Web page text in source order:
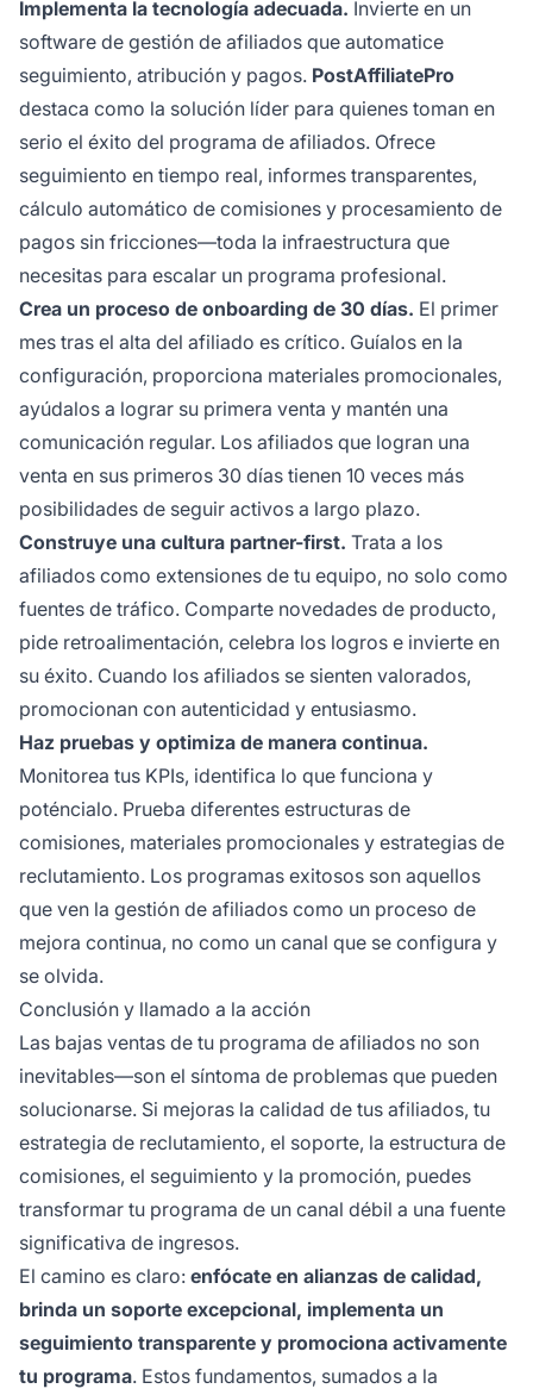
Implementa la tecnología adecuada. Invierte en un
software de gestión de afiliados que automatice
seguimiento, atribución y pagos. PostAffiliatePro
destaca como la solución líder para quienes toman en
serio el éxito del programa de afiliados. Ofrece
seguimiento en tiempo real, informes transparentes,
cálculo automático de comisiones y procesamiento de
pagos sin fricciones—toda la infraestructura que
necesitas para escalar un programa profesional.
Crea un proceso de onboarding de 30 días. El primer
mes tras el alta del afiliado es crítico. Guíalos en la
configuración, proporciona materiales promocionales,
ayúdalos a lograr su primera venta y mantén una
comunicación regular. Los afiliados que logran una
venta en sus primeros 30 días tienen 10 veces más
posibilidades de seguir activos a largo plazo.
Construye una cultura partner-first. Trata a los
afiliados como extensiones de tu equipo, no solo como
fuentes de tráfico. Comparte novedades de producto,
pide retroalimentación, celebra los logros e invierte en
su éxito. Cuando los afiliados se sienten valorados,
promocionan con autenticidad y entusiasmo.
Haz pruebas y optimiza de manera continua.
Monitorea tus KPIs, identifica lo que funciona y
poténcialo. Prueba diferentes estructuras de
comisiones, materiales promocionales y estrategias de
reclutamiento. Los programas exitosos son aquellos
que ven la gestión de afiliados como un proceso de
mejora continua, no como un canal que se configura y
se olvida.
Conclusión y llamado a la acción
Las bajas ventas de tu programa de afiliados no son
inevitables—son el síntoma de problemas que pueden
solucionarse. Si mejoras la calidad de tus afiliados, tu
estrategia de reclutamiento, el soporte, la estructura de
comisiones, el seguimiento y la promoción, puedes
transformar tu programa de un canal débil a una fuente
significativa de ingresos.
El camino es claro: enfócate en alianzas de calidad,
brinda un soporte excepcional, implementa un
seguimiento transparente y promociona activamente
tu programa. Estos fundamentos, sumados a la